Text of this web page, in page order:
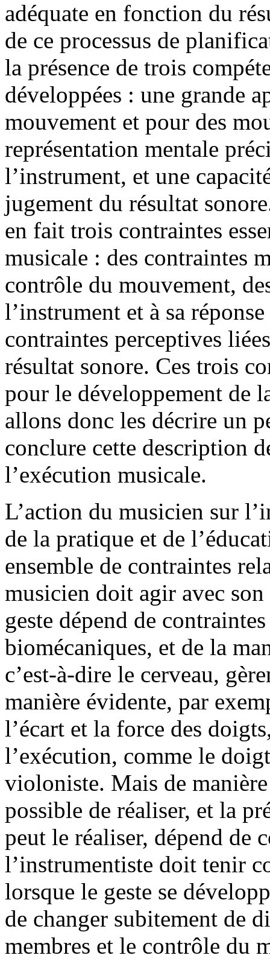
adéquate en fonction du
de ce processus de
la présence de trois
développées : une grande
mouvement et pour des
représentation mentale
l’instrument, et une
jugement du résultat
en fait trois contraintes
musicale : des contraintes
contrôle du mouvement,
l’instrument et à sa
contraintes perceptives
résultat sonore. Ces trois
pour le développement de
allons donc les décrire un
conclure cette description
l’exécution musicale.
L’action du musicien sur
de la pratique et de
ensemble de contraintes
musicien doit agir avec
geste dépend de
biomécaniques, et de la
c’est-à-dire le cerveau,
manière évidente, par
l’écart et la force des
l’exécution, comme le
violoniste. Mais de
possible de réaliser, et la
peut le réaliser, dépend de
l’instrumentiste doit tenir
lorsque le geste se
de changer subitement de
membres et le contrôle du